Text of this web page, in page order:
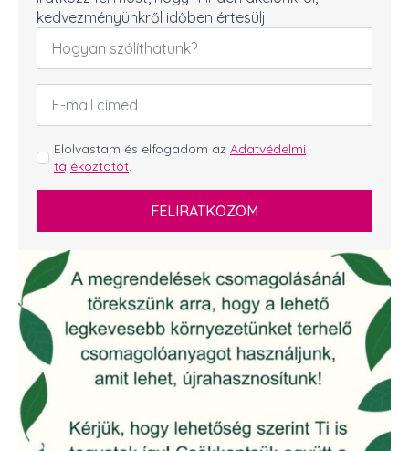
kedvezményünkről időben értesülj!
Név
Email
cím
GDPR
*
Elolvastam és elfogadom az Adatvédelmi
tájékoztatót
FELIRATKOZOM